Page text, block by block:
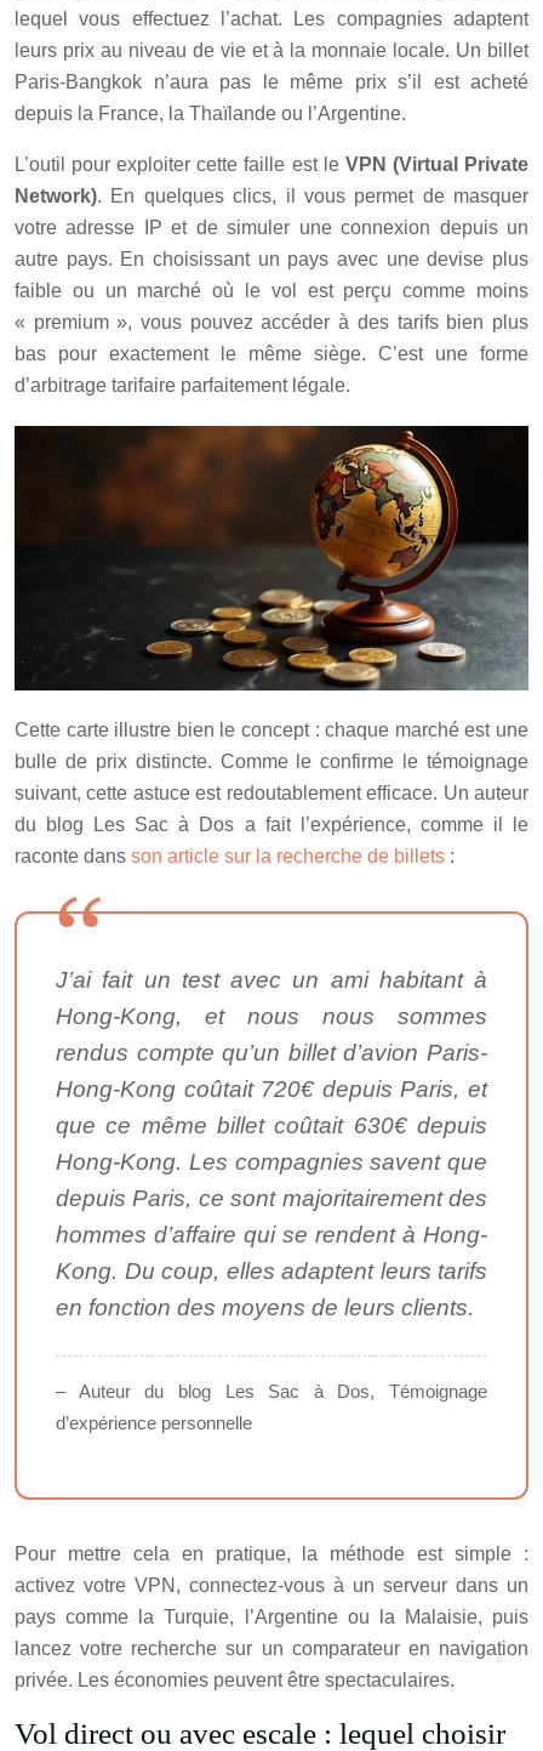
lequel vous effectuez l’achat. Les compagnies adaptent
leurs prix au niveau de vie et à la monnaie locale. Un billet
Paris-Bangkok n’aura pas le même prix s’il est acheté
depuis la France, la Thaïlande ou l’Argentine.
L’outil pour exploiter cette faille est le VPN (Virtual Private
Network). En quelques clics, il vous permet de masquer
votre adresse IP et de simuler une connexion depuis un
autre pays. En choisissant un pays avec une devise plus
faible ou un marché où le vol est perçu comme moins
« premium », vous pouvez accéder à des tarifs bien plus
bas pour exactement le même siège. C’est une forme
d’arbitrage tarifaire parfaitement légale.
Cette carte illustre bien le concept : chaque marché est une
bulle de prix distincte. Comme le confirme le témoignage
suivant, cette astuce est redoutablement efficace. Un auteur
du blog Les Sac à Dos a fait l’expérience, comme il le
raconte dans son article sur la recherche de billets :
J’ai fait un test avec un ami habitant à
Hong-Kong, et nous nous sommes
rendus compte qu’un billet d’avion Paris-
Hong-Kong coûtait 720€ depuis Paris, et
que ce même billet coûtait 630€ depuis
Hong-Kong. Les compagnies savent que
depuis Paris, ce sont majoritairement des
hommes d’affaire qui se rendent à Hong-
Kong. Du coup, elles adaptent leurs tarifs
en fonction des moyens de leurs clients.
– Auteur du blog Les Sac à Dos, Témoignage
d’expérience personnelle
Pour mettre cela en pratique, la méthode est simple :
activez votre VPN, connectez-vous à un serveur dans un
pays comme la Turquie, l’Argentine ou la Malaisie, puis
lancez votre recherche sur un comparateur en navigation
privée. Les économies peuvent être spectaculaires.
Vol direct ou avec escale : lequel choisir